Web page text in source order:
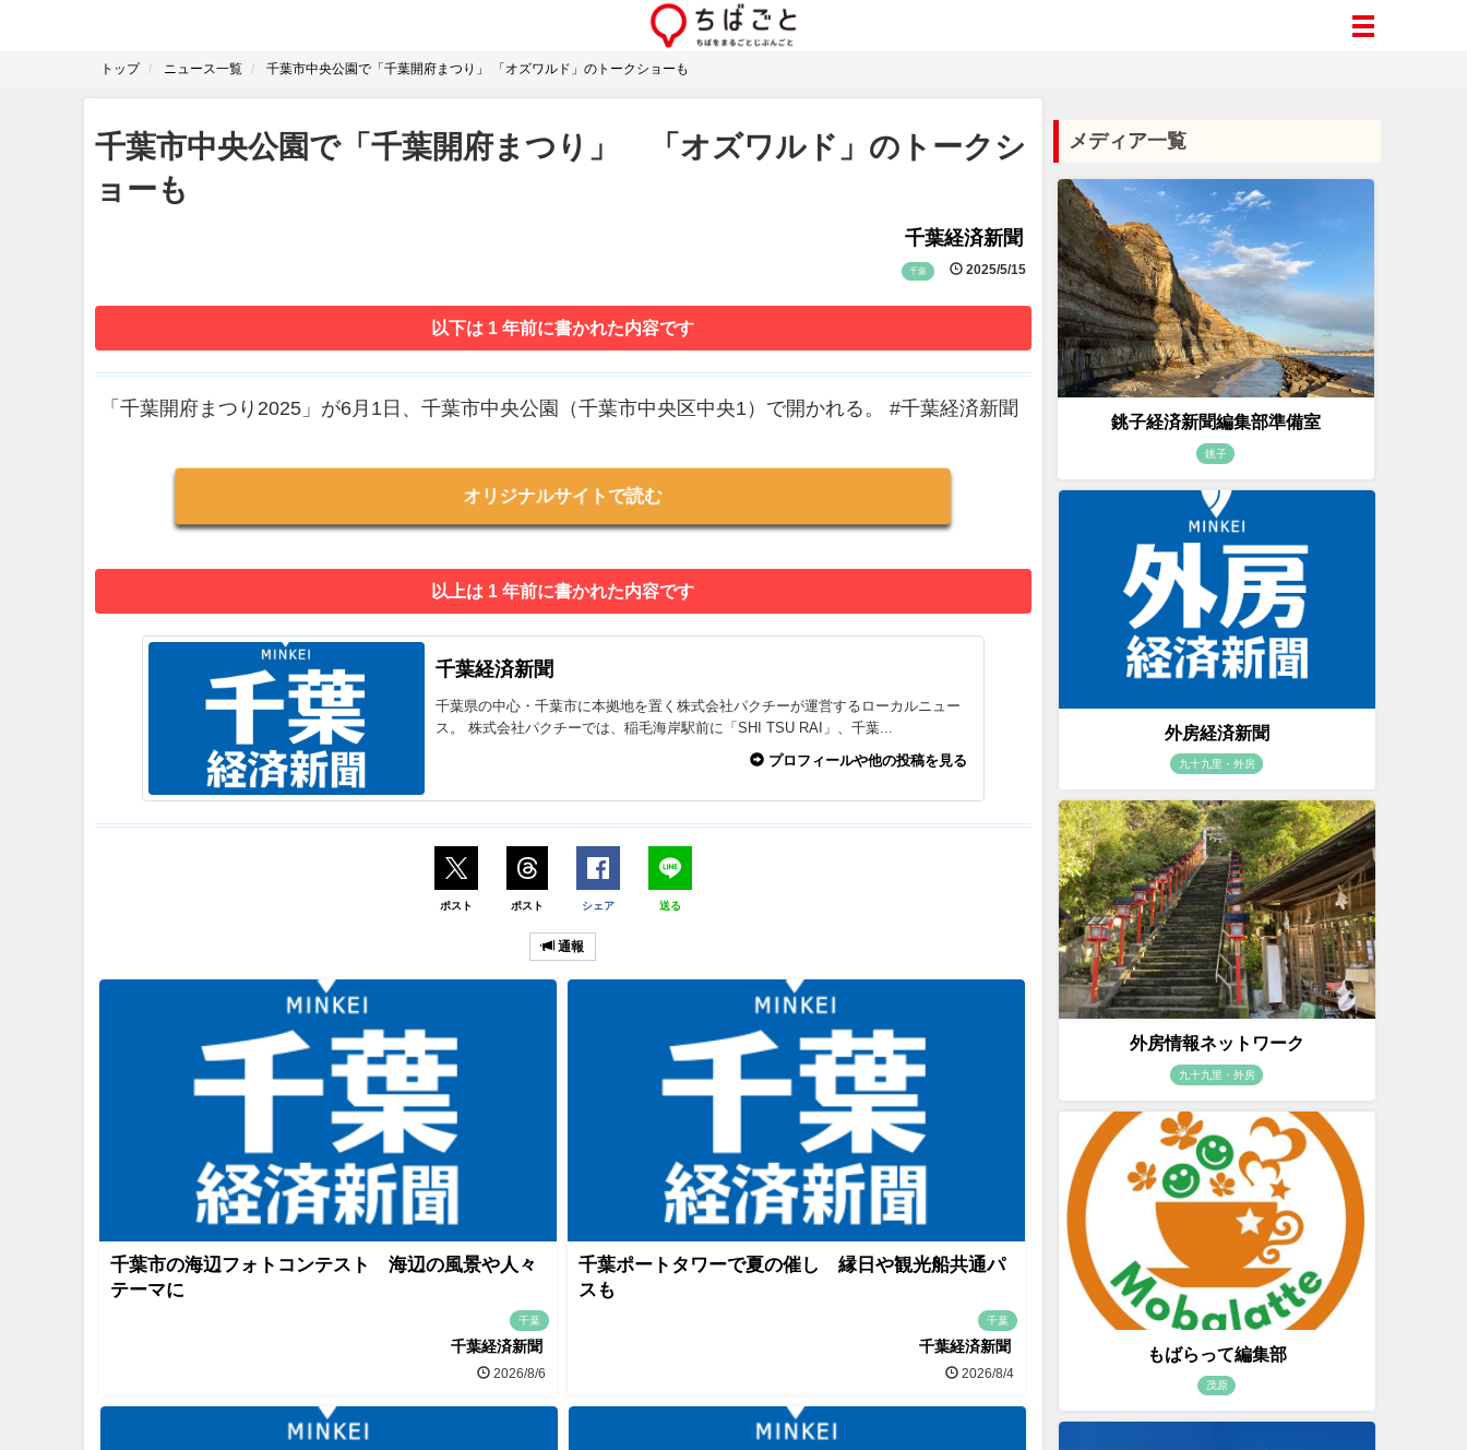
トップ ニュース一覧 千葉市中央公園で「千葉開府まつり」 「オズワルド」のトークショーも
千葉市中央公園で「千葉開府まつり」 「オズワルド」のトークシ
ョーも
千葉経済新聞
千葉 2025/5/15
以下は 1 年前に書かれた内容です
「千葉開府まつり2025」が6月1日、千葉市中央公園（千葉市中央区中央1）で開かれる。 #千葉経済新聞
オリジナルサイトで読む
以上は 1 年前に書かれた内容です
千葉経済新聞
千葉県の中心・千葉市に本拠地を置く株式会社パクチーが運営するローカルニュー
ス。 株式会社パクチーでは、稲毛海岸駅前に「SHI TSU RAI」、千葉...
プロフィールや他の投稿を見る
ポスト ポスト シェア 送る
通報
千葉市の海辺フォトコンテスト 海辺の風景や人々
テーマに
千葉
千葉経済新聞
2026/8/6
千葉ポートタワーで夏の催し 縁日や観光船共通パ
スも
千葉
千葉経済新聞
2026/8/4
メディア一覧
銚子経済新聞編集部準備室
銚子
外房経済新聞
九十九里・外房
外房情報ネットワーク
九十九里・外房
もばらって編集部
茂原